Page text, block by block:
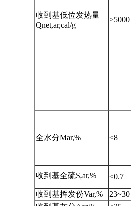
收到基低位发热量
Qnet,ar,cal/g
≥5000
全水分Mar,% ≤8
收到基全硫Star,% ≤0.7
收到基挥发份Var,%
23~30